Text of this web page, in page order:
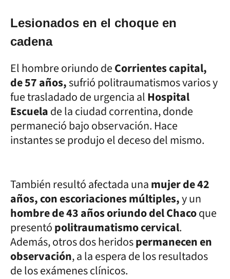
Lesionados en el choque en
cadena
El hombre oriundo deCorrientes capital,
de 57 años,sufrió politraumatismos varios y
fue trasladado de urgencia alHospital
Escuelade la ciudad correntina, donde
permaneció bajo observación. Hace
instantes se produjo el deceso del mismo.
También resultó afectada unamujer de 42
años, con escoriaciones múltiples,y un
hombre de 43 años oriundo del Chacoque
presentópolitraumatismo cervical.
Además, otros dos heridospermanecen en
observación, a la espera de los resultados
de los exámenes clínicos.